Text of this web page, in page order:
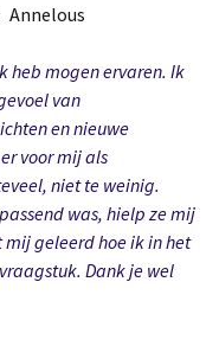
Annelous
heb mogen ervaren. Ik
van
en nieuwe
voor mij als
niet te weinig.
was, hielp ze mij
mij geleerd hoe ik in het
Dank je wel